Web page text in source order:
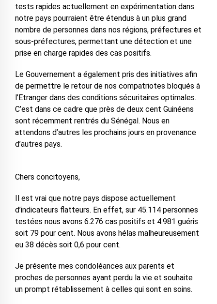
tests rapides actuellement en expérimentation dans
notre pays pourraient être étendus à un plus grand
nombre de personnes dans nos régions, préfectures et
sous-préfectures, permettant une détection et une
prise en charge rapides des cas positifs.
Le Gouvernement a également pris des initiatives afin
de permettre le retour de nos compatriotes bloqués à
l’Etranger dans des conditions sécuritaires optimales.
C’est dans ce cadre que près de deux cent Guinéens
sont récemment rentrés du Sénégal. Nous en
attendons d’autres les prochains jours en provenance
d’autres pays.
Chers concitoyens,
Il est vrai que notre pays dispose actuellement
d’indicateurs flatteurs. En effet, sur 45.114 personnes
testées nous avons 6.276 cas positifs et 4.981 guéris
soit 79 pour cent. Nous avons hélas malheureusement
eu 38 décès soit 0,6 pour cent.
Je présente mes condoléances aux parents et
proches de personnes ayant perdu la vie et souhaite
un prompt rétablissement à celles qui sont en soins.